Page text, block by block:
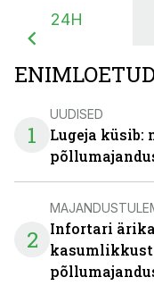
24H
1
UUDISED
Lugeja küsib:
2
Infortari
kasumlikkust